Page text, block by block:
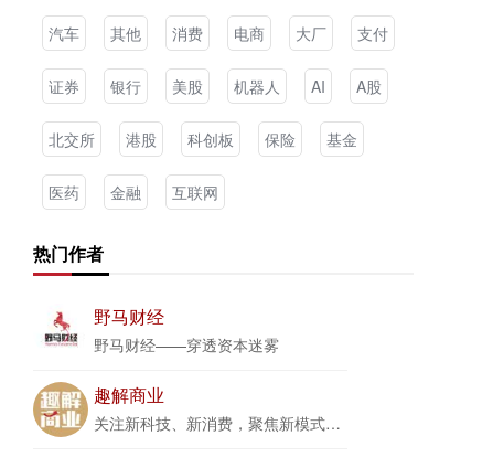
汽车 其他 消费 电商 大厂 支付
证券 银行 美股 机器人 AI A股
北交所 港股 科创板 保险 基金
医药 金融 互联网
热门作者
野马财经
野马财经——穿透资本迷雾
趣解商业
关注新科技、新消费，聚焦新模式、新商业